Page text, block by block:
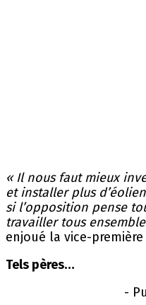
« Il nous faut mieux
et installer plus
si l’opposition pense
travailler tous
enjoué la vice-
Tels pères…
-